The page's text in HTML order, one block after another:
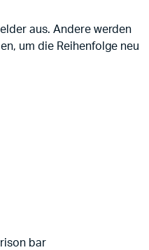
aus. Andere werden
um die Reihenfolge neu
bar